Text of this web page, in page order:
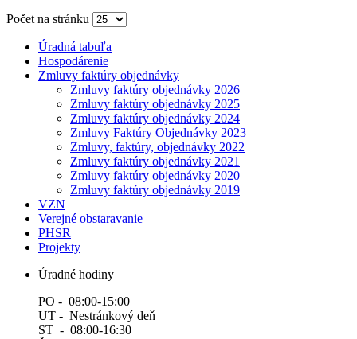
Počet na stránku
Úradná tabuľa
Hospodárenie
Zmluvy faktúry objednávky
Zmluvy faktúry objednávky 2026
Zmluvy faktúry objednávky 2025
Zmluvy faktúry objednávky 2024
Zmluvy Faktúry Objednávky 2023
Zmluvy, faktúry, objednávky 2022
Zmluvy faktúry objednávky 2021
Zmluvy faktúry objednávky 2020
Zmluvy faktúry objednávky 2019
VZN
Verejné obstaravanie
PHSR
Projekty
Úradné hodiny
PO - 08:00-15:00
UT - Nestránkový deň
ST - 08:00-16:30